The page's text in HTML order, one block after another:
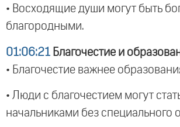
• Восходящие души могут быть
благородными.
01:06:21 Благочестие и
• Благочестие важнее
• Люди с благочестием могут
начальниками без специального